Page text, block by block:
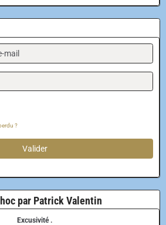
?
Valider
par Patrick Valentin
Excusivité .